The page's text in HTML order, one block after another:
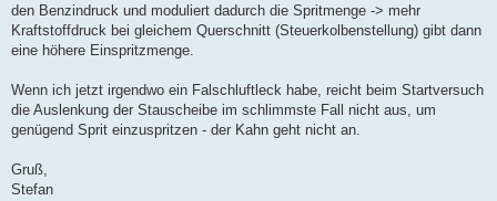
den Benzindruck und moduliert dadurch die Spritmenge -> mehr
Kraftstoffdruck bei gleichem Querschnitt (Steuerkolbenstellung) gibt dann
eine höhere Einspritzmenge.
Wenn ich jetzt irgendwo ein Falschluftleck habe, reicht beim Startversuch
die Auslenkung der Stauscheibe im schlimmste Fall nicht aus, um
genügend Sprit einzuspritzen - der Kahn geht nicht an.
Gruß,
Stefan